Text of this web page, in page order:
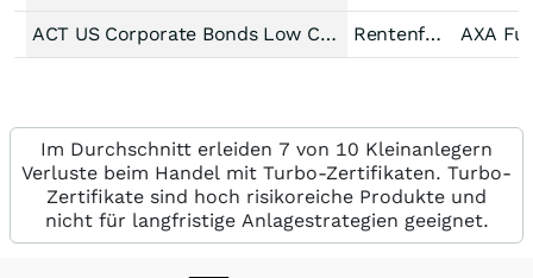
ACT US Corporate Bonds Low Carbon A Capitalisation USD Rentenfonds Unternehmensanleihen Investment Grade Welt US-Dollar
Im Durchschnitt erleiden 7 von 10 Kleinanlegern
Verluste beim Handel mit Turbo-Zertifikaten. Turbo-
Zertifikate sind hoch risikoreiche Produkte und
nicht für langfristige Anlagestrategien geeignet.